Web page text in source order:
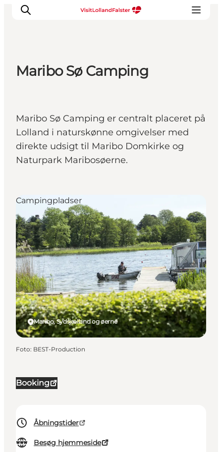
For børn
Kultur
Gastronomi
Planlæg din ferie
Maribo Sø Camping
Maribo Sø Camping er centralt placeret på
Lolland i naturskønne omgivelser med
direkte udsigt til Maribo Domkirke og
Naturpark Maribosøerne.
Booking
Åbningstider
Besøg hjemmeside
Maribo, Sydsjælland og øerne
Campingpladser
Foto: BEST-Production